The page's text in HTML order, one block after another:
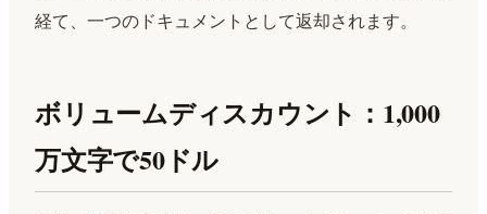
経て、一つのドキュメントとして返却されます。
ボリュームディスカウント：1,000
万文字で50ドル